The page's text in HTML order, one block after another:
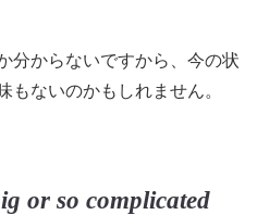
分からないですから、今の状
もないのかもしれません。
or so complicated